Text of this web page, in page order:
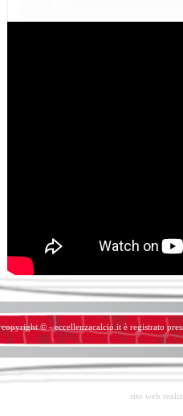
copyright © - eccellenzacalcio.it è registrato
sito web